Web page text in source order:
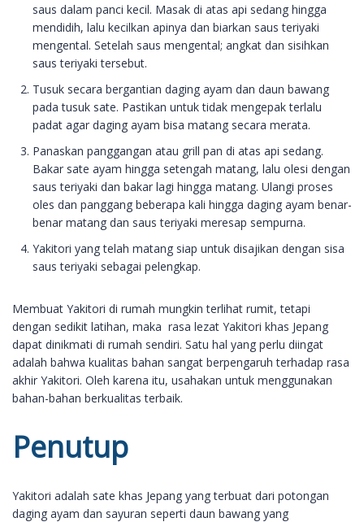
saus dalam panci kecil. Masak di atas api sedang hingga
mendidih, lalu kecilkan apinya dan biarkan saus teriyaki
mengental. Setelah saus mengental; angkat dan sisihkan
saus teriyaki tersebut.
Tusuk secara bergantian daging ayam dan daun bawang
pada tusuk sate. Pastikan untuk tidak mengepak terlalu
padat agar daging ayam bisa matang secara merata.
Panaskan panggangan atau grill pan di atas api sedang.
Bakar sate ayam hingga setengah matang, lalu olesi dengan
saus teriyaki dan bakar lagi hingga matang. Ulangi proses
oles dan panggang beberapa kali hingga daging ayam benar-
benar matang dan saus teriyaki meresap sempurna.
Yakitori yang telah matang siap untuk disajikan dengan sisa
saus teriyaki sebagai pelengkap.
Membuat Yakitori di rumah mungkin terlihat rumit, tetapi
dengan sedikit latihan, maka rasa lezat Yakitori khas Jepang
dapat dinikmati di rumah sendiri. Satu hal yang perlu diingat
adalah bahwa kualitas bahan sangat berpengaruh terhadap rasa
akhir Yakitori. Oleh karena itu, usahakan untuk menggunakan
bahan-bahan berkualitas terbaik.
Penutup
Yakitori adalah sate khas Jepang yang terbuat dari potongan
daging ayam dan sayuran seperti daun bawang yang